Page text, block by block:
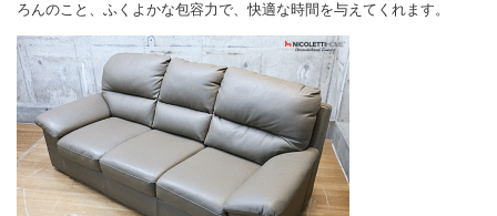
ろんのこと、ふくよかな包容力で、快適な時間を与えてくれます。